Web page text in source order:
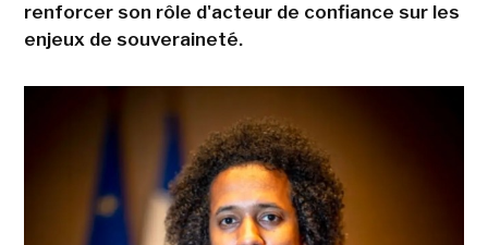
renforcer son rôle d'acteur de confiance sur les
enjeux de souveraineté.